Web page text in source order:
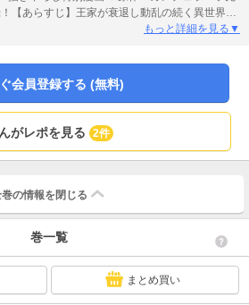
【あらすじ】王家が衰退し動乱の続く異世界。
ばれることになる幼児は“土いじり”――“畑の土
にレンガを売りさばく中で希少な“使役獣の卵”を
ることができるのか＿＿？後に「現人神」と呼
もっと詳細を見る▼
会員登録する (無料)
がレポを見る 2件
の情報を 閉じる
巻一覧
まとめ買い